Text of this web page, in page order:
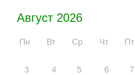
Август 2026
Пн Вт Ср Чт Пт
3
4 5 6 7